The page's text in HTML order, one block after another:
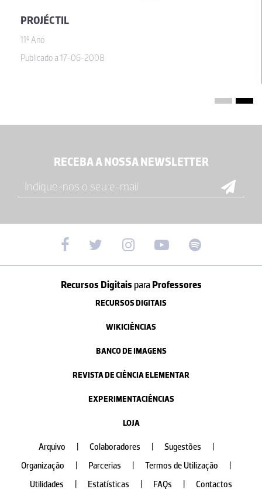
PROJÉCTIL
11º Ano
Publicado a 17-06-2008
RECEBA A NOSSA NEWSLETTER
Recursos Digitais paraProfessores
RECURSOS DIGITAIS
WIKICIÊNCIAS
BANCO DE IMAGENS
REVISTA DE CIÊNCIA ELEMENTAR
EXPERIMENTACIÊNCIAS
LOJA
Arquivo Colaboradores Sugestões
Organização
Parcerias Termos de Utilização
Utilidades
Estatísticas FAQs Contactos